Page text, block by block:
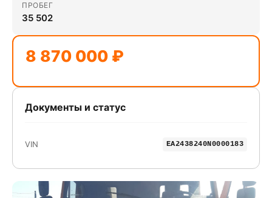
ПРОБЕГ
35 502
8 870 000 ₽
Документы и статус
VIN EA2438240N0000183